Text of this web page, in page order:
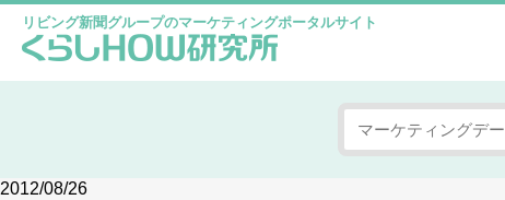
リビング新聞グループのマーケティングポータルサイト
2012/08/26